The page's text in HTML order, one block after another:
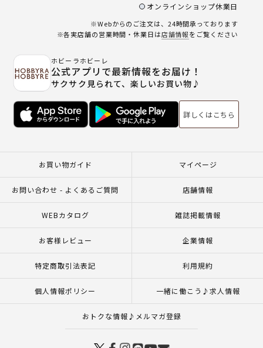
オンラインショップ休業日
※Webからのご注文は、24時間承っております
※各実店舗の営業時間・休業日は店舗情報をご覧ください
ホビーラホビーレ
公式アプリで最新情報をお届け！
サクサク見られて、楽しいお買い物♪
詳しくはこちら
お買い物ガイド マイページ
お問い合わせ - よくあるご質問 店舗情報
WEBカタログ 雑誌掲載情報
お客様レビュー 企業情報
特定商取引法表記 利用規約
個人情報ポリシー 一緒に働こう♪求人情報
おトクな情報♪メルマガ登録